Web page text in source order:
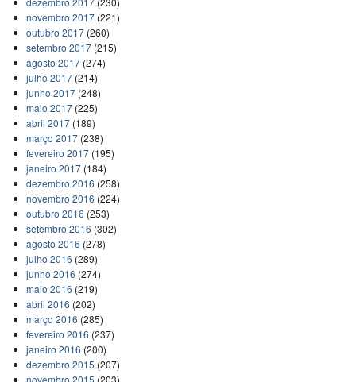
novembro 2017(221)
outubro 2017(260)
setembro 2017(215)
agosto 2017(274)
julho 2017(214)
junho 2017(248)
maio 2017(225)
abril 2017(189)
março 2017(238)
fevereiro 2017(195)
janeiro 2017(184)
dezembro 2016 (258)
novembro 2016 (224)
outubro 2016 (253)
setembro 2016 (302)
agosto 2016 (278)
julho 2016 (289)
junho 2016 (274)
maio 2016 (219)
abril 2016 (202)
março 2016 (285)
fevereiro 2016 (237)
janeiro 2016 (200)
dezembro 2015 (207)
novembro 2015 (203)